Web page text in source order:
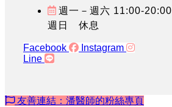
週一－週六 11:00-20:00
週日 休息
Facebook
Instagram
Line
友善連結：潘醫師的粉絲專頁